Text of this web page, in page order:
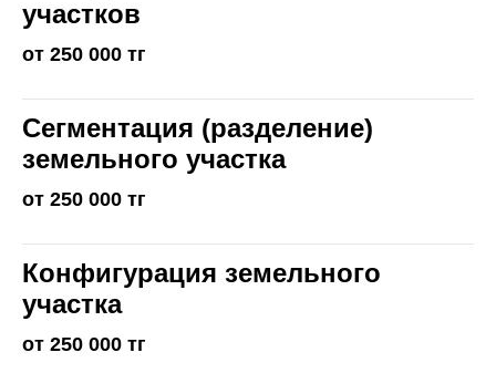
участков
от 250 000 тг
Сегментация (разделение)
земельного участка
от 250 000 тг
Конфигурация земельного
участка
от 250 000 тг